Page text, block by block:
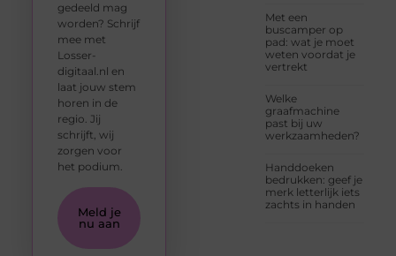
Met een
buscamper op
pad: wat je moet
weten voordat je
vertrekt
Welke
graafmachine
past bij uw
werkzaamheden?
Handdoeken
bedrukken: geef je
merk letterlijk iets
zachts in handen
gedeeld mag
worden? Schrijf
mee met
Losser-
digitaal.nl en
laat jouw stem
horen in de
regio. Jij
schrijft, wij
zorgen voor
het podium.
Meld je
nu aan